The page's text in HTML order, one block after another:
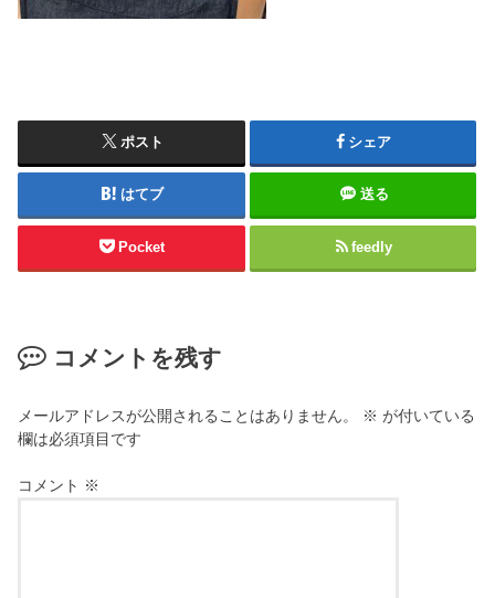
ポスト シェア
はてブ 送る
Pocket feedly
コメントを残す
メールアドレスが公開されることはありません。 ※ が付いている
欄は必須項目です
コメント ※